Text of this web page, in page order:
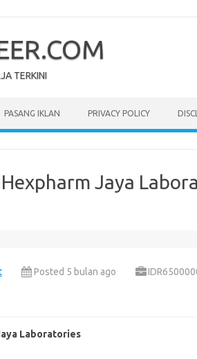
TERKINI
PASANG IKLAN PRIVACY POLICY
Jaya
Posted 5 bulan ago
Lаbоrаtоrіеѕ